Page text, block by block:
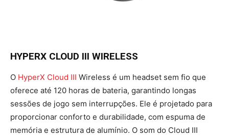
HYPERX CLOUD III WIRELESS
O HyperX Cloud III Wireless é um headset sem fio que
oferece até 120 horas de bateria, garantindo longas
sessões de jogo sem interrupções. Ele é projetado para
proporcionar conforto e durabilidade, com espuma de
memória e estrutura de alumínio. O som do Cloud III